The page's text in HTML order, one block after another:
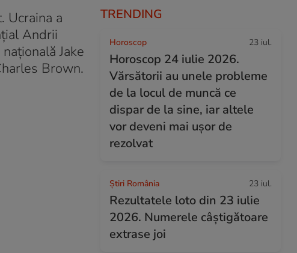
Ucraina a
Andrii
Jake
Brown.
TRENDING
Horoscop 23 iul.
Horoscop 24 iulie 2026.
Vărsătorii au unele probleme
de la locul de muncă ce
dispar de la sine, iar altele
vor deveni mai ușor de
rezolvat
Știri România 23 iul.
Rezultatele loto din 23 iulie
2026. Numerele câștigătoare
extrase joi